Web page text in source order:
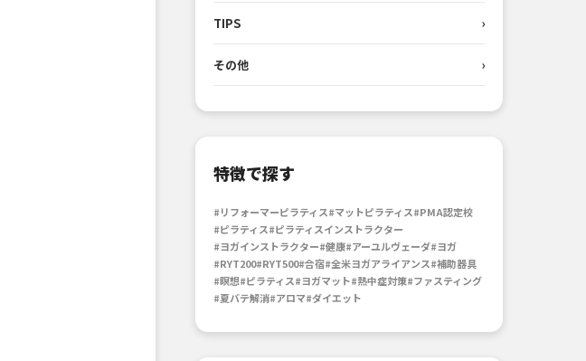
TIPS ›
その他 ›
特徴で探す
#リフォーマーピラティス#マットピラティス#PMA認定校
#ピラティス#ピラティスインストラクター
#ヨガインストラクター#健康#アーユルヴェーダ#ヨガ
#RYT200#RYT500#合宿#全米ヨガアライアンス#補助器具
#瞑想#ピラティス#ヨガマット#熱中症対策#ファスティング
#夏バテ解消#アロマ#ダイエット